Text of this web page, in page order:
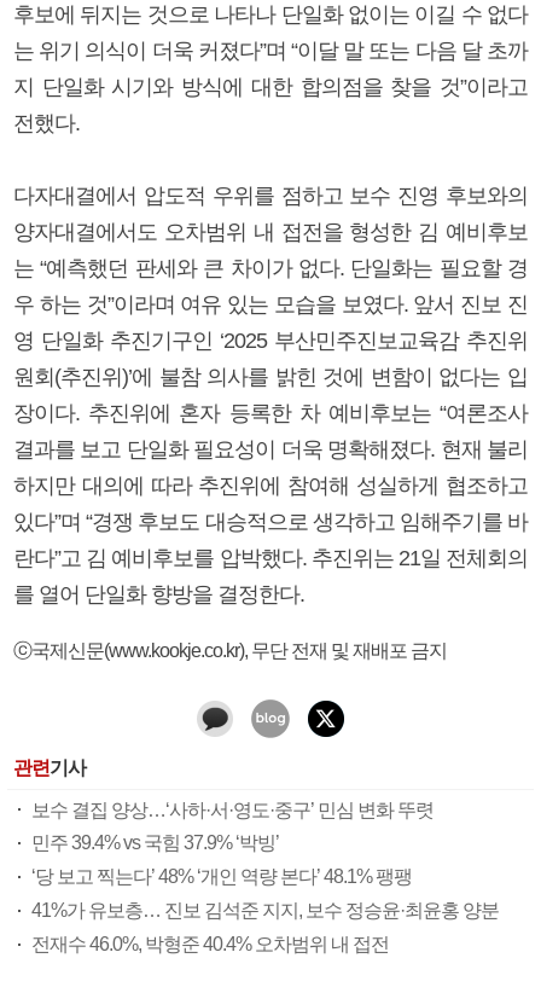
후보에 뒤지는 것으로 나타나 단일화 없이는 이길 수 없다
는 위기 의식이 더욱 커졌다”며 “이달 말 또는 다음 달 초까
지 단일화 시기와 방식에 대한 합의점을 찾을 것”이라고
전했다.
다자대결에서 압도적 우위를 점하고 보수 진영 후보와의
양자대결에서도 오차범위 내 접전을 형성한 김 예비후보
는 “예측했던 판세와 큰 차이가 없다. 단일화는 필요할 경
우 하는 것”이라며 여유 있는 모습을 보였다. 앞서 진보 진
영 단일화 추진기구인 ‘2025 부산민주진보교육감 추진위
원회(추진위)’에 불참 의사를 밝힌 것에 변함이 없다는 입
장이다. 추진위에 혼자 등록한 차 예비후보는 “여론조사
결과를 보고 단일화 필요성이 더욱 명확해졌다. 현재 불리
하지만 대의에 따라 추진위에 참여해 성실하게 협조하고
있다”며 “경쟁 후보도 대승적으로 생각하고 임해주기를 바
란다”고 김 예비후보를 압박했다. 추진위는 21일 전체회의
를 열어 단일화 향방을 결정한다.
ⓒ국제신문(www.kookje.co.kr), 무단 전재 및 재배포 금지
관련기사
보수 결집 양상…‘사하·서·영도·중구’ 민심 변화 뚜렷
민주 39.4% vs 국힘 37.9% ‘박빙’
‘당 보고 찍는다’ 48% ‘개인 역량 본다’ 48.1% 팽팽
41%가 유보층… 진보 김석준 지지, 보수 정승윤·최윤홍 양분
전재수 46.0%, 박형준 40.4% 오차범위 내 접전